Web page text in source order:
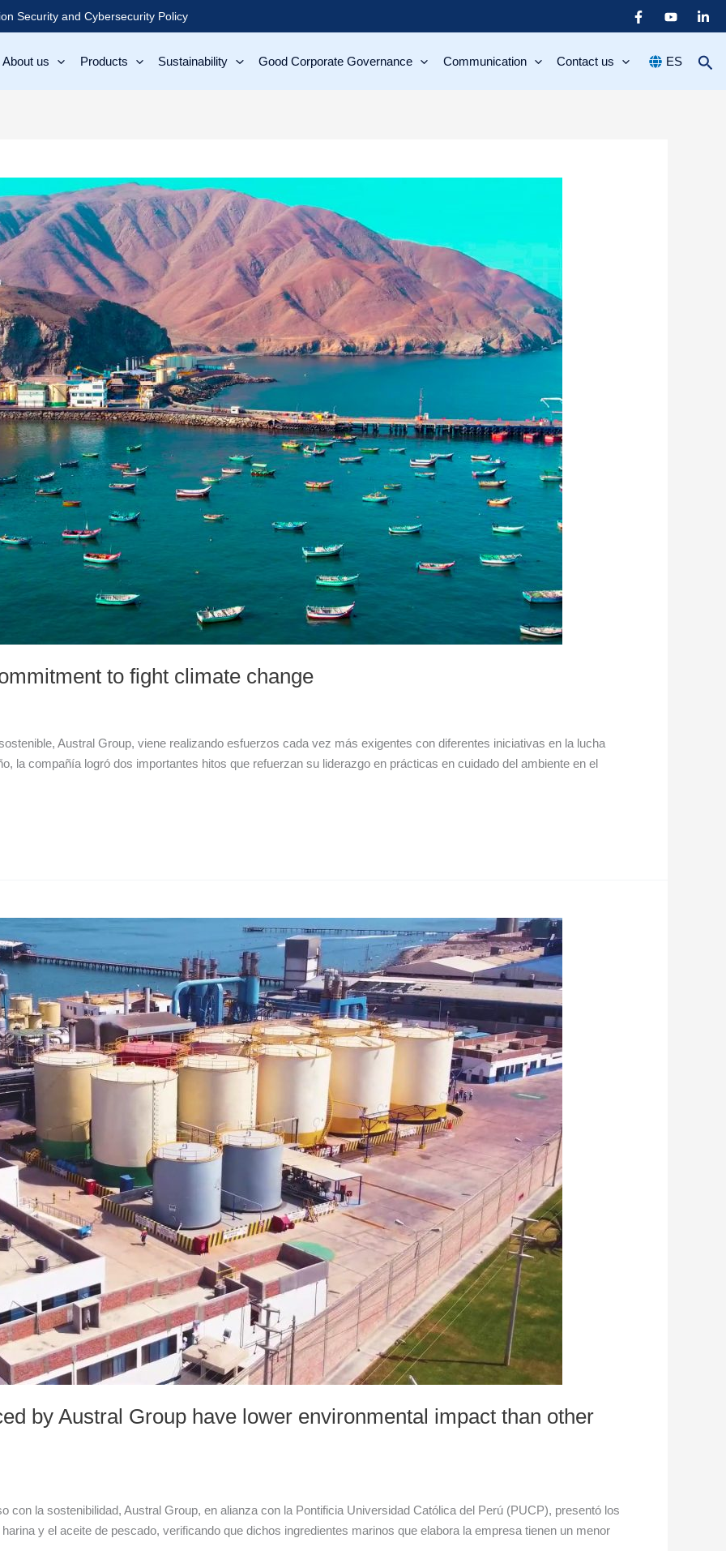
Security and Cybersecurity Policy
About us Products Sustainability Good Corporate Governance Communication Contact us ES
to fight climate change
Austral Group, viene realizando esfuerzos cada vez más exigentes con diferentes iniciativas en la lucha
la compañía logró dos importantes hitos que refuerzan su liderazgo en prácticas en cuidado del ambiente en el
by Austral Group have lower environmental impact than other
con la sostenibilidad, Austral Group, en alianza con la Pontificia Universidad Católica del Perú (PUCP), presentó los
y el aceite de pescado, verificando que dichos ingredientes marinos que elabora la empresa tienen un menor